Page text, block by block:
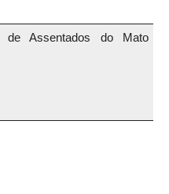
de Assentados do Mato